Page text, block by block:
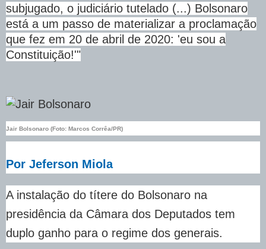
subjugado, o judiciário tutelado (...) Bolsonaro
está a um passo de materializar a proclamação
que fez em 20 de abril de 2020: 'eu sou a
Constituição!'"
Jair Bolsonaro (Foto: Marcos Corrêa/PR)
Por Jeferson Miola
A instalação do títere do Bolsonaro na
presidência da Câmara dos Deputados tem
duplo ganho para o regime dos generais.